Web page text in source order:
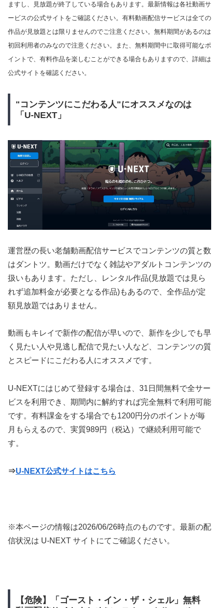
ますし、見放題が終了している場合もあります。最新情報は各社動画サ
ービスの公式サイトをご確認ください。有料動画配信サービスは全ての
作品が見放題とは限りませんのでご注意ください。無料期間があるのは
初回利用者のみなので注意ください。また、無料期間中に取得可能なポ
イントで、有料作品を楽しむことができる場合もありますので、詳細は
公式サイトを確認ください。
"コンテンツにこだわる人"にオススメなのは
「U-NEXT」
運営歴の長い老舗動画配信サービスでコンテンツの質と数
はダントツ。動画だけでなく雑誌やアダルトコンテンツの
扱いもあります。ただし、レンタル作品(見放題では見ら
れず追加料金が必要となる作品)もあるので、全作品が定
額見放題ではありません。
動画もキレイで新作の配信が早いので、新作を少しでも早
く見たい人や見逃し配信で見たい人など、コンテンツの質
とスピードにこだわる人にオススメです。
U-NEXTにはじめて登録する場合は、31日間無料で全サー
ビスを利用でき、期間内に解約すれば完全無料で利用可能
です。有料課金をする場合でも1200円分のポイントが毎
月もらえるので、実質989円（税込）で継続利用可能で
す。
⇒U-NEXT公式サイトはこちら
※本ページの情報は2026/06/26時点のものです。最新の配
信状況は U-NEXT サイトにてご確認ください。
【危険】「ゴースト・イン・ザ・シェル」無料